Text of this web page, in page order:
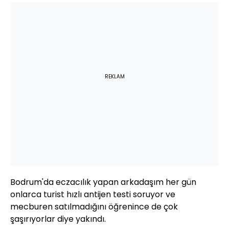
REKLAM
Bodrum'da eczacılık yapan arkadaşım her gün
onlarca turist hızlı antijen testi soruyor ve
mecburen satılmadığını öğrenince de çok
şaşırıyorlar diye yakındı.